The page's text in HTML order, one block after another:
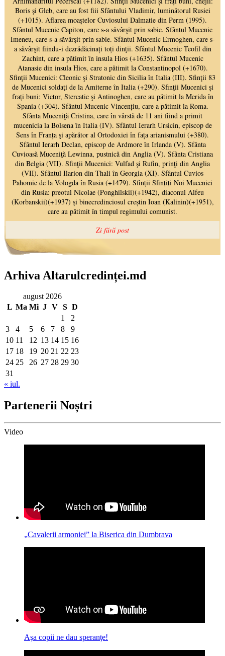
Arhiva Altarulcredinței.md
august 2026
L Ma Mi J V S D
1
2
3
4 5 6 7 8
9
10 11 12 13 14 15 16
17 18 19 20 21 22 23
24 25 26 27 28 29 30
31
« iul.
Partenerii Noștri
Video
„Cavalerii armoniei” la Biserica din Dumbrava
Aşa copii ne dau speranţe!